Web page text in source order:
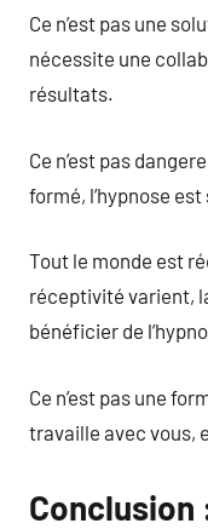
Ce n’est pas une
nécessite une
résultats.
Ce n’est pas
formé, l’hypnose
Tout le monde est
réceptivité varient,
bénéficier de
Ce n’est pas une
travaille avec vous,
Conclusion